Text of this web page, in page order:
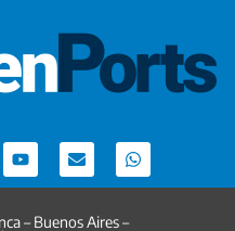
– Buenos Aires –